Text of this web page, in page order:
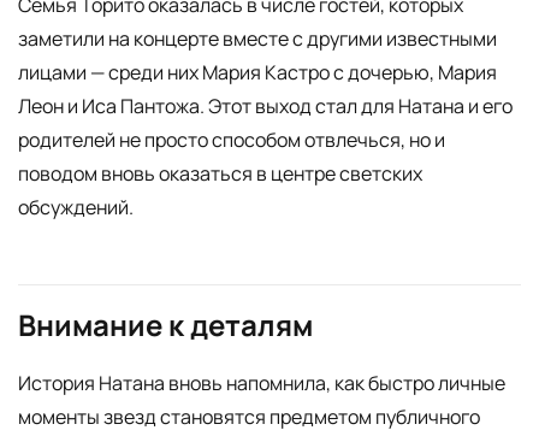
заметили на концерте вместе с другими известными
лицами — среди них Мария Кастро с дочерью, Мария
Леон и Иса Пантожа. Этот выход стал для Натана и его
родителей не просто способом отвлечься, но и
поводом вновь оказаться в центре светских
обсуждений.
Внимание к деталям
История Натана вновь напомнила, как быстро личные
моменты звезд становятся предметом публичного